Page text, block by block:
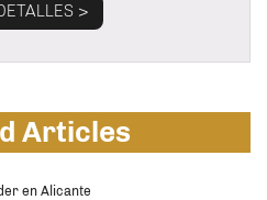
>
Articles
en Alicante